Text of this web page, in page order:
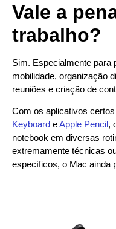
Vale a
trabalho?
Sim. Especialmente para
mobilidade, organização
reuniões e criação de
Com os aplicativos
Keyboard eApple Pencil,
notebook em diversas
extremamente técnicas
específicos, o Mac ainda